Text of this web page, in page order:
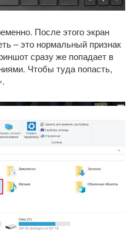
После этого экран
– это нормальный признак
сразу же попадает в
Чтобы туда попасть,